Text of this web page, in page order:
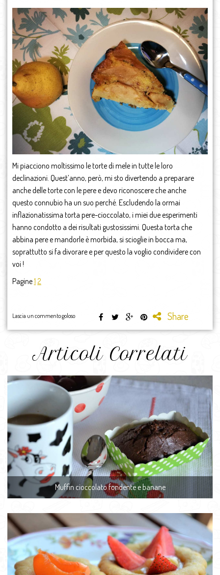
Mi piacciono moltissimo le torte di mele in tutte le loro
declinazioni. Quest’anno, però, mi sto divertendo a preparare
anche delle torte con le pere e devo riconoscere che anche
questo connubio ha un suo perché. Escludendo la ormai
inflazionatissima torta pere-cioccolato, i miei due esperimenti
hanno condotto a dei risultati gustosissimi. Questa torta che
abbina pere e mandorle è morbida, si scioglie in bocca ma,
soprattutto si fa divorare e per questo la voglio condividere con
voi !
Pagine1 2
Lascia un commento goloso Share
Articoli Correlati
Muffin cioccolato fondente e banane